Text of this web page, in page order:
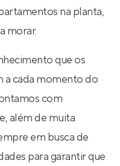
na planta,
morar.
que os
a cada momento do
com
além de muita
em busca de
para garantir que